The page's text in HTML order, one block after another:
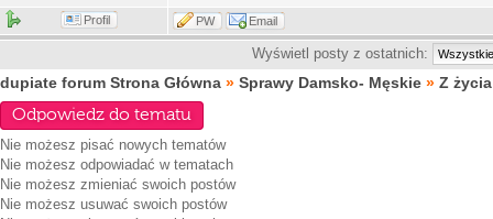
Profil PW Email
Wyświetl posty z ostatnich:
dupiate forum Strona Główna » Sprawy Damsko- Męskie » Z
Odpowiedz do tematu
Nie możesz pisać nowych tematów
Nie możesz odpowiadać w tematach
Nie możesz zmieniać swoich postów
Nie możesz usuwać swoich postów